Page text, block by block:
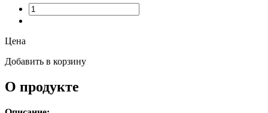
Цена
Добавить в корзину
О продукте